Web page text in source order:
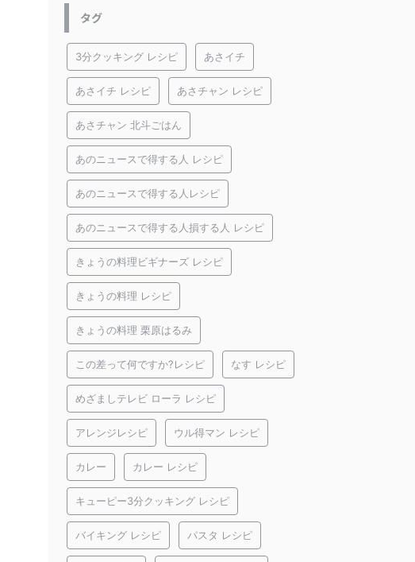
タグ
3分クッキング レシピ あさイチ
あさイチ レシピ あさチャン レシピ
あさチャン 北斗ごはん
あのニュースで得する人 レシピ
あのニュースで得する人レシピ
あのニュースで得する人損する人 レシピ
きょうの料理ビギナーズ レシピ
きょうの料理 レシピ
きょうの料理 栗原はるみ
この差って何ですか?レシピ なす レシピ
めざましテレビ ローラ レシピ
アレンジレシピ ウル得マン レシピ
カレー カレー レシピ
キューピー3分クッキング レシピ
バイキング レシピ パスタ レシピ